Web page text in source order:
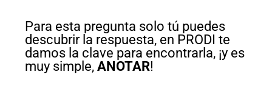
Para esta pregunta solo tú puedes
descubrir la respuesta, en PRODI te
damos la clave para encontrarla, ¡y es
muy simple,ANOTAR!